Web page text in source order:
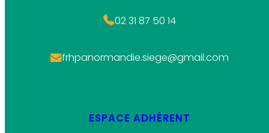
02 31 87 50 14
frhpanormandie.siege@gmail.com
ESPACE ADHÉRENT